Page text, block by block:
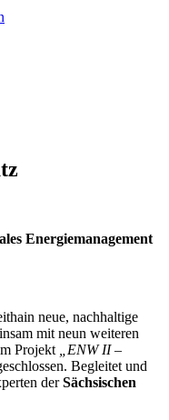
Energiemanagement
neue, nachhaltige
mit neun weiteren
Projekt
„ENW II –
Begleitet und
derSächsischen